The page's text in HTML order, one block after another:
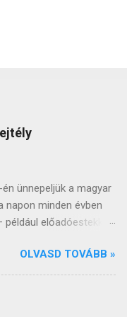
ünnepeljük a magyar
napon minden évben
előadóestekkel,
– tisztelegnek a
idén ezek a
helyeződnek. A
esik erre a napra,
OLVASD TOVÁBB »